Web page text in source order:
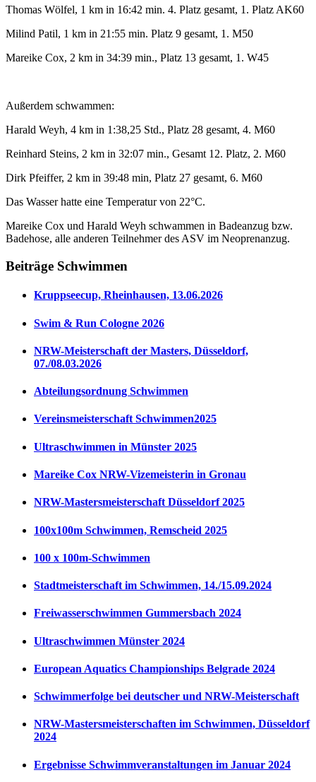
Thomas Wölfel, 1 km in 16:42 min. 4. Platz gesamt, 1. Platz AK60
Milind Patil, 1 km in 21:55 min. Platz 9 gesamt, 1. M50
Mareike Cox, 2 km in 34:39 min., Platz 13 gesamt, 1. W45
Außerdem schwammen:
Harald Weyh, 4 km in 1:38,25 Std., Platz 28 gesamt, 4. M60
Reinhard Steins, 2 km in 32:07 min., Gesamt 12. Platz, 2. M60
Dirk Pfeiffer, 2 km in 39:48 min, Platz 27 gesamt, 6. M60
Das Wasser hatte eine Temperatur von 22°C.
Mareike Cox und Harald Weyh schwammen in Badeanzug bzw.
Badehose, alle anderen Teilnehmer des ASV im Neoprenanzug.
Beiträge Schwimmen
Kruppseecup, Rheinhausen, 13.06.2026
Swim & Run Cologne 2026
NRW-Meisterschaft der Masters, Düsseldorf,
07./08.03.2026
Abteilungsordnung Schwimmen
Vereinsmeisterschaft Schwimmen2025
Ultraschwimmen in Münster 2025
Mareike Cox NRW-Vizemeisterin in Gronau
NRW-Mastersmeisterschaft Düsseldorf 2025
100x100m Schwimmen, Remscheid 2025
100 x 100m-Schwimmen
Stadtmeisterschaft im Schwimmen, 14./15.09.2024
Freiwasserschwimmen Gummersbach 2024
Ultraschwimmen Münster 2024
European Aquatics Championships Belgrade 2024
Schwimmerfolge bei deutscher und NRW-Meisterschaft
NRW-Mastersmeisterschaften im Schwimmen, Düsseldorf
2024
Ergebnisse Schwimmveranstaltungen im Januar 2024